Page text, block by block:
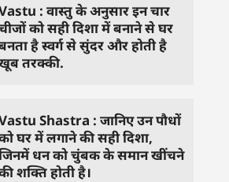
: वास्तु के अनुसार इन चार
को सही दिशा में बनाने से घर
है स्वर्ग से सुंदर और होती है
तरक्की.
Shastra : जानिए उन पौधों
घर में लगाने की सही दिशा,
धन को चुंबक के समान खींचने
शक्ति होती है।